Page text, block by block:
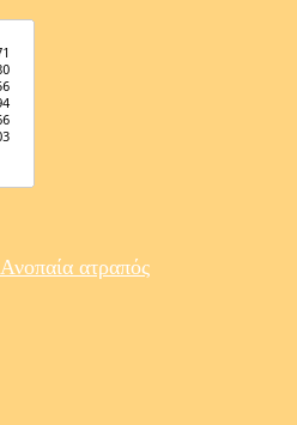
Ανοπαία ατραπός